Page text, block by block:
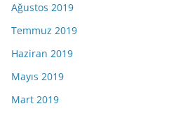
Ağustos 2019
Temmuz 2019
Haziran 2019
Mayıs 2019
Mart 2019